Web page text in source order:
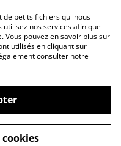
Legal Terms
Cookie Policy
de petits fichiers qui nous
nos services afin que
Vous pouvez en savoir plus sur
utilisés en cliquant sur
consulter notre